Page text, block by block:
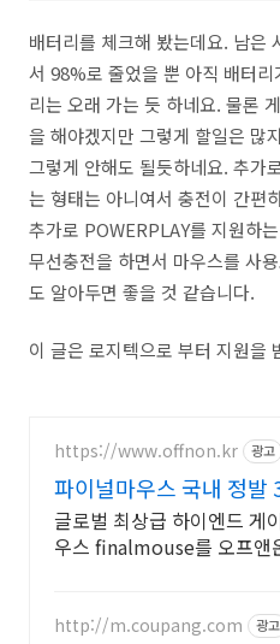
배터리를 체크해 봤는데요. 남은
서 98%로 줄었을 뿐 아직 배터
리는 오래 가는 듯 하네요. 물론
을 해야겠지만 그렇게 할일은 많
그렇게 안해도 될듯하네요. 추가
는 형태는 아니여서 충전이 간편
추가로 POWERPLAY를 지원하
무선충전을 하면서 마우스를 사
도 알아두면 좋을 것 같습니다.
이 글은 로지텍으로 부터 지원을
https://www.offnon.kr 광고
파이널마우스 국내 정발
8,000Hz
글로벌 최상급 하이엔드 게
우스 finalmouse를 오프앤
http://m.coupang.com 광고